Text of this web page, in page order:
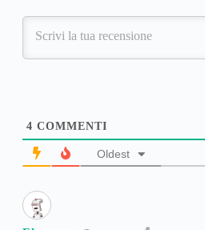
4 COMMENTI
Oldest